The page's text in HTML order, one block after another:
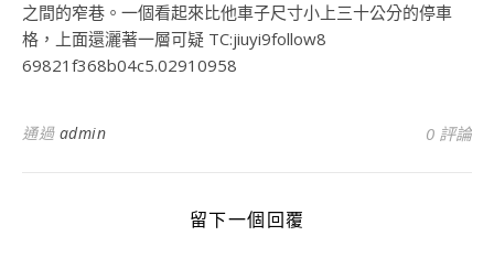
之間的窄巷。一個看起來比他車子尺寸小上三十公分的停車
格，上面還灑著一層可疑 TC:jiuyi9follow8
69821f368b04c5.02910958
通過 admin 0 評論
留下一個回覆